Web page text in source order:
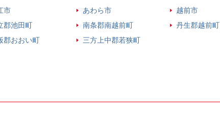
市
あわら市 越前市
郡池田町
南条郡南越前町 丹生郡越前町
郡おおい町
三方上中郡若狭町